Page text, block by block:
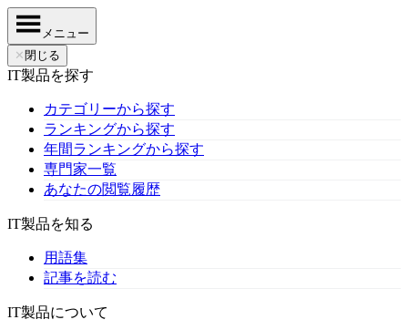
メニュー
✕ 閉じる
IT製品を探す
カテゴリーから探す
ランキングから探す
年間ランキングから探す
専門家一覧
あなたの閲覧履歴
IT製品を知る
用語集
記事を読む
IT製品について